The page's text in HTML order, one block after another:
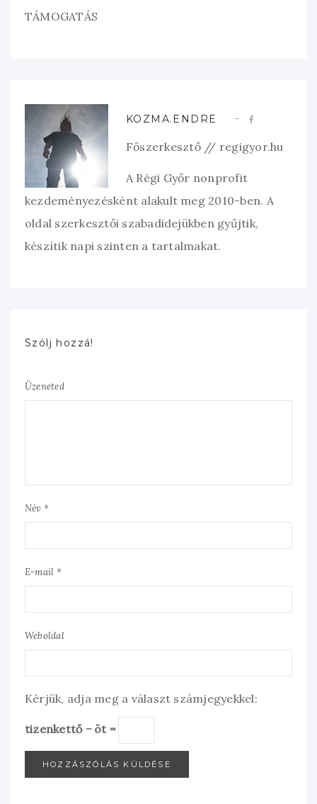
TÁMOGATÁS
KOZMA.ENDRE
Főszerkesztő // regigyor.hu
A Régi Győr nonprofit
kezdeményezésként alakult meg 2010-ben. A
oldal szerkesztői szabadidejükben gyűjtik,
készítik napi szinten a tartalmakat.
Szólj hozzá!
Üzeneted
Név *
E-mail *
Weboldal
Kérjük, adja meg a választ számjegyekkel:
tizenkettő − öt =